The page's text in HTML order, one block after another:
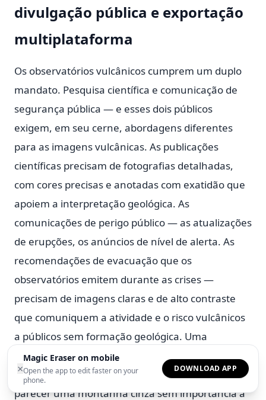
×
Magic Eraser on mobile
Open the app to edit faster on your
phone.
DOWNLOAD APP
divulgação pública e exportação
multiplataforma
Os observatórios vulcânicos cumprem um duplo
mandato. Pesquisa científica e comunicação de
segurança pública — e esses dois públicos
exigem, em seu cerne, abordagens diferentes
para as imagens vulcânicas. As publicações
científicas precisam de fotografias detalhadas,
com cores precisas e anotadas com exatidão que
apoiem a interpretação geológica. As
comunicações de perigo público — as atualizações
de erupções, os anúncios de nível de alerta. As
recomendações de evacuação que os
observatórios emitem durante as crises —
precisam de imagens claras e de alto contraste
que comuniquem a atividade e o risco vulcânicos
a públicos sem formação geológica. Uma
fotografia que mostra claramente um domo de
lava em crescimento a um vulcanologista pode
parecer uma montanha cinza sem importância a